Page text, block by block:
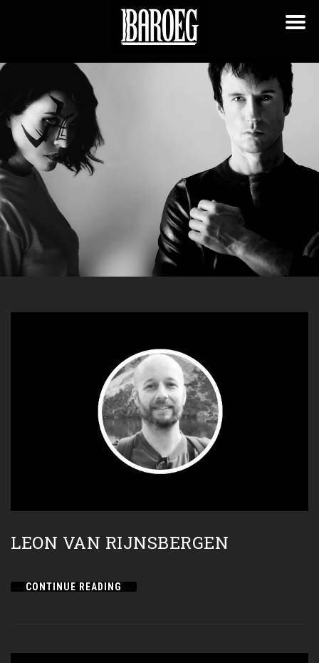
LEON VAN RIJNSBERGEN
CONTINUE READING